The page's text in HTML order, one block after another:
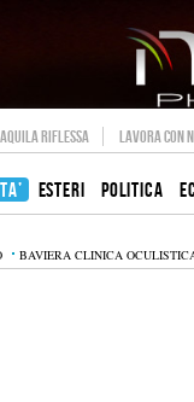
RIFLESSA LAVORA CON
ESTERI POLITICA
BAVIERA CLINICA